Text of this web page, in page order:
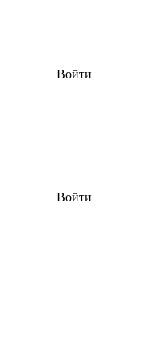
Войти
Войти